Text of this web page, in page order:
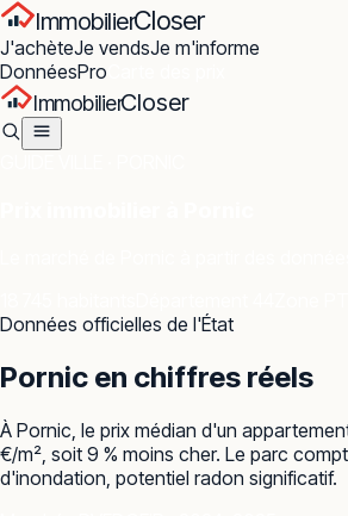
ImmobilierCloser
J'achèteJe vendsJe m'informe
DonnéesPro
ImmobilierCloser
Données officielles de l'État
Pornic en chiffres réels
À Pornic, le prix médian d'un
€/m², soit 9 % moins cher. Le parc
d'inondation, potentiel radon significatif.